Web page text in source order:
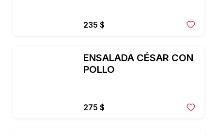
235 $
ENSALADA CÉSAR CON
POLLO
275 $